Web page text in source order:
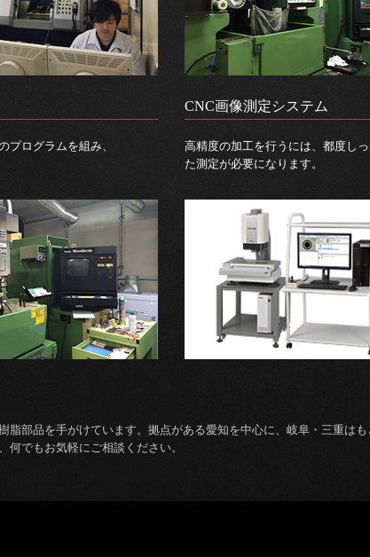
CNC画像測定システム
プログラムを組み、
高精度の加工を行うには、都度し
た測定が必要になります。
部品を手がけています。拠点がある愛知を中心に、岐阜・三重は
でもお気軽にご相談ください。